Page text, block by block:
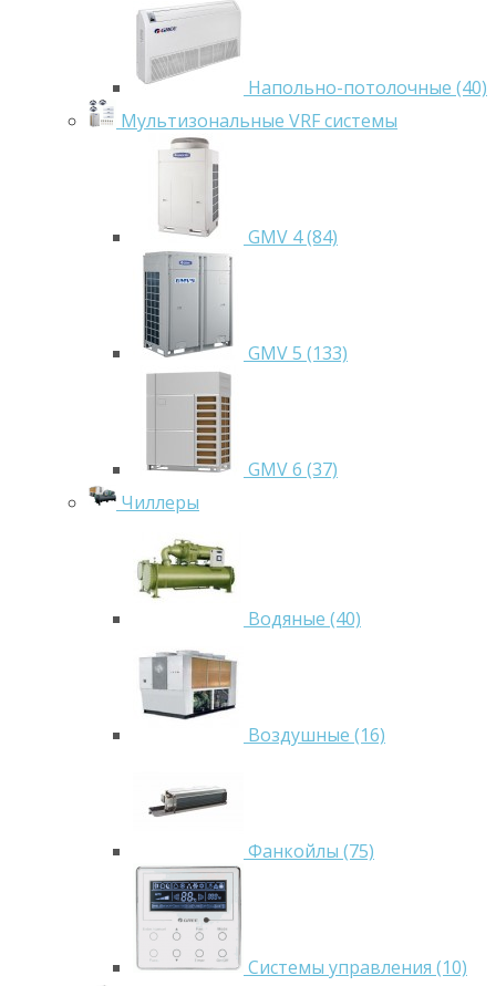
Напольно-потолочные (40)
Мультизональные VRF системы
GMV 4 (84)
GMV 5 (133)
GMV 6 (37)
Чиллеры
Водяные (40)
Воздушные (16)
Фанкойлы (75)
Системы управления (10)